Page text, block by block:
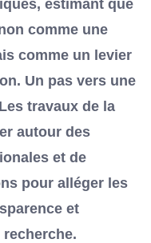
estimant que
comme une
comme un levier
Un pas vers une
travaux de la
autour des
et de
pour alléger les
et